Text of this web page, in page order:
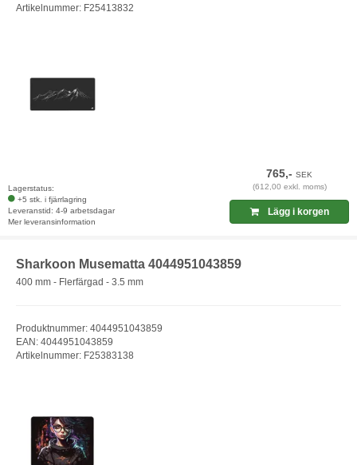
Artikelnummer: F25413832
Lagerstatus:
+5 stk. i fjärrlagring
Leveranstid: 4-9 arbetsdagar
Mer leveransinformation
765,-SEK
(612,00 exkl. moms)
Lägg i korgen
Sharkoon Musematta 4044951043859
400 mm - Flerfärgad - 3.5 mm
Produktnummer: 4044951043859
EAN: 4044951043859
Artikelnummer: F25383138